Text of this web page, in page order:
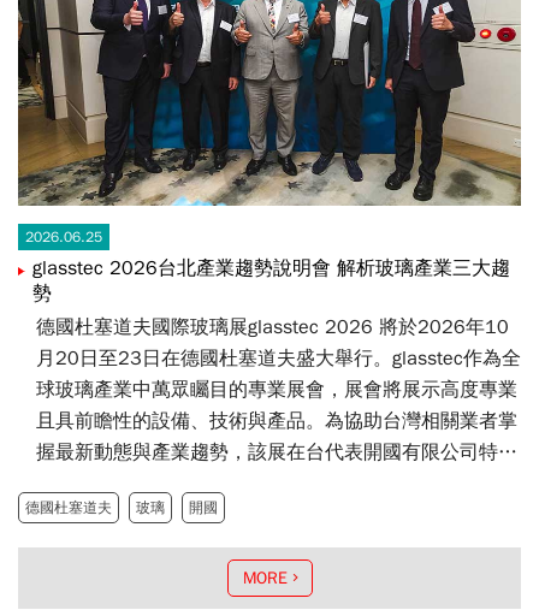
2026.06.25
glasstec 2026台北產業趨勢說明會 解析玻璃產業三大趨
勢
德國杜塞道夫國際玻璃展glasstec 2026 將於2026年10
月20日至23日在德國杜塞道夫盛大舉行。glasstec作為全
球玻璃產業中萬眾矚目的專業展會，展會將展示高度專業
且具前瞻性的設備、技術與產品。為協助台灣相關業者掌
握最新動態與產業趨勢，該展在台代表開國有限公司特別
2026台北產業趨勢說明會」，吸引玻璃製造、加工、設
備、建築與相關應用領域業者與媒體踴躍出席。
德國杜塞道夫 玻璃 開國
MORE